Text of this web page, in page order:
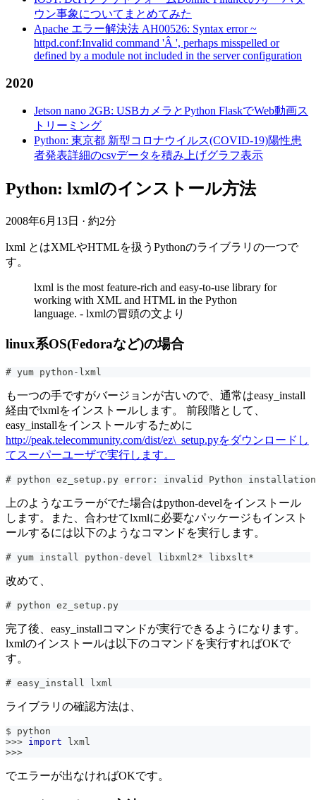
ウン事象についてまとめてみた
Apache エラー解決法 AH00526: Syntax error ~
httpd.conf:Invalid command 'Â ', perhaps misspelled or
defined by a module not included in the server configuration
2020
Jetson nano 2GB: USBカメラとPython FlaskでWeb動画ス
トリーミング
Python: 東京都 新型コロナウイルス(COVID-19)陽性患
者発表詳細のcsvデータを積み上げグラフ表示
Python: lxmlのインストール方法
2008年6月13日 · 約2分
lxml とはXMLやHTMLを扱うPythonのライブラリの一つで
す。
lxml is the most feature-rich and easy-to-use library for
working with XML and HTML in the Python
language. - lxmlの冒頭の文より
linux系OS(Fedoraなど)の場合
# yum python-lxml
も一つの手ですがバージョンが古いので、通常はeasy_install
経由でlxmlをインストールします。 前段階として、
easy_installをインストールするために
http://peak.telecommunity.com/dist/ez\_setup.pyをダウンロードし
てスーパーユーザで実行します。
# python ez_setup.py error: invalid Python
上のようなエラーがでた場合はpython-develをインストール
します。また、合わせてlxmlに必要なパッケージもインスト
ールするには以下のようなコマンドを実行します。
# yum install python-devel libxml2* libxslt*
改めて、
# python ez_setup.py
完了後、easy_installコマンドが実行できるようになります。
lxmlのインストールは以下のコマンドを実行すればOKで
す。
# easy_install lxml
ライブラリの確認方法は、
$ python
>>> import lxml
>>>
でエラーが出なければOKです。